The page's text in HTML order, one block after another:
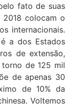
fato de suas
2018 colocam o
internacionais.
a dos Estados
de extensão,
de 125 mil
de apenas 30
de 10% da
Voltemos